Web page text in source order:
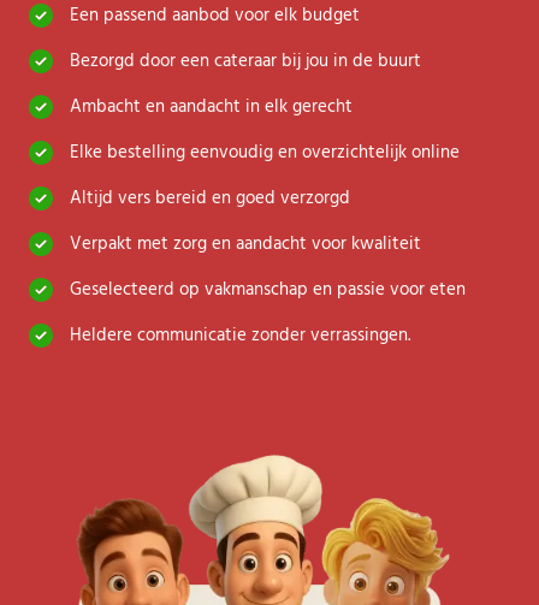
Een passend aanbod voor elk budget
Bezorgd door een cateraar bij jou in de buurt
Ambacht en aandacht in elk gerecht
Elke bestelling eenvoudig en overzichtelijk online
Altijd vers bereid en goed verzorgd
Verpakt met zorg en aandacht voor kwaliteit
Geselecteerd op vakmanschap en passie voor eten
Heldere communicatie zonder verrassingen.